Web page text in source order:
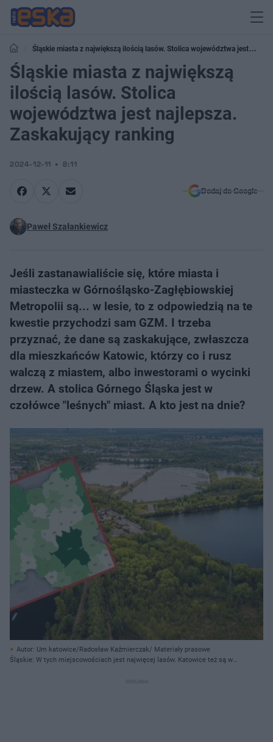
Śląskie miasta z największą ilością lasów. Stolica województwa jest
najlepsza. Zaskakujący ranking
Śląskie miasta z największą
ilością lasów. Stolica
województwa jest najlepsza.
Zaskakujący ranking
2024-12-11 8:11
Dodaj do Google
Paweł Szałankiewicz
Jeśli zastanawialiście się, które miasta i
miasteczka w Górnośląsko-Zagłębiowskiej
Metropolii są... w lesie, to z odpowiedzią na te
kwestie przychodzi sam GZM. I trzeba
przyznać, że dane są zaskakujące, zwłaszcza
dla mieszkańców Katowic, którzy co i rusz
walczą z miastem, albo inwestorami o wycinki
drzew. A stolica Górnego Śląska jest w
czołówce "leśnych" miast. A kto jest na dnie?
Autor: Um katowice/Radosław Kaźmierczak/ Materiały prasowe
Śląskie: W tych miejscowościach jest najwięcej lasów. Katowice też są w